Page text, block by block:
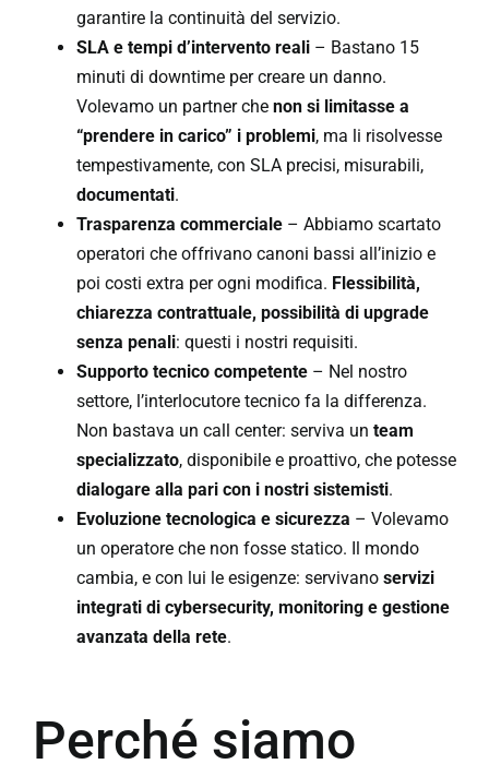
garantire la continuità del servizio.
SLA e tempi d’intervento reali – Bastano 15
minuti di downtime per creare un danno.
Volevamo un partner che non si limitasse a
“prendere in carico” i problemi, ma li risolvesse
tempestivamente, con SLA precisi, misurabili,
documentati.
Trasparenza commerciale – Abbiamo scartato
operatori che offrivano canoni bassi all’inizio e
poi costi extra per ogni modifica. Flessibilità,
chiarezza contrattuale, possibilità di upgrade
senza penali: questi i nostri requisiti.
Supporto tecnico competente – Nel nostro
settore, l’interlocutore tecnico fa la differenza.
Non bastava un call center: serviva un team
specializzato, disponibile e proattivo, che potesse
dialogare alla pari con i nostri sistemisti.
Evoluzione tecnologica e sicurezza – Volevamo
un operatore che non fosse statico. Il mondo
cambia, e con lui le esigenze: servivano servizi
integrati di cybersecurity, monitoring e gestione
avanzata della rete.
Perché siamo